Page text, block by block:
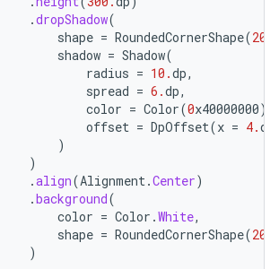
.dropShadow(
shape = RoundedCornerShape(20.
shadow = Shadow(
radius = 10.dp,
spread = 6.dp,
color = Color(0x40000000),
offset = DpOffset(x = 4.dp
)
)
.align(Alignment .Center)
.background(
color = Color .White,
shape = RoundedCornerShape(20.
)